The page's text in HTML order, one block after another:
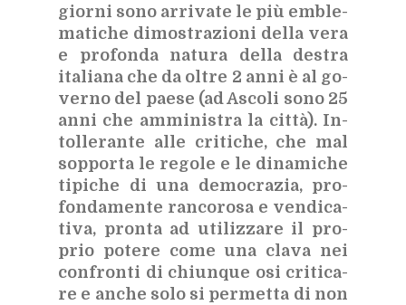
gior­ni sono ar­ri­va­te le più em­ble­
ma­ti­che di­mo­stra­zio­ni del­la vera
e pro­fon­da na­tu­ra del­la de­stra
ita­lia­na che da ol­tre 2 anni è al go­
ver­no del pae­se (ad Asco­li sono 25
anni che am­mi­ni­stra la cit­tà). In­
tol­le­ran­te alle cri­ti­che, che mal
sop­por­ta le re­go­le e le di­na­mi­che
ti­pi­che di una de­mo­cra­zia, pro­
fon­da­men­te ran­co­ro­sa e ven­di­ca­
ti­va, pron­ta ad uti­liz­za­re il pro­
prio po­te­re come una cla­va nei
con­fron­ti di chiun­que osi cri­ti­ca­
re e an­che solo si per­met­ta di non